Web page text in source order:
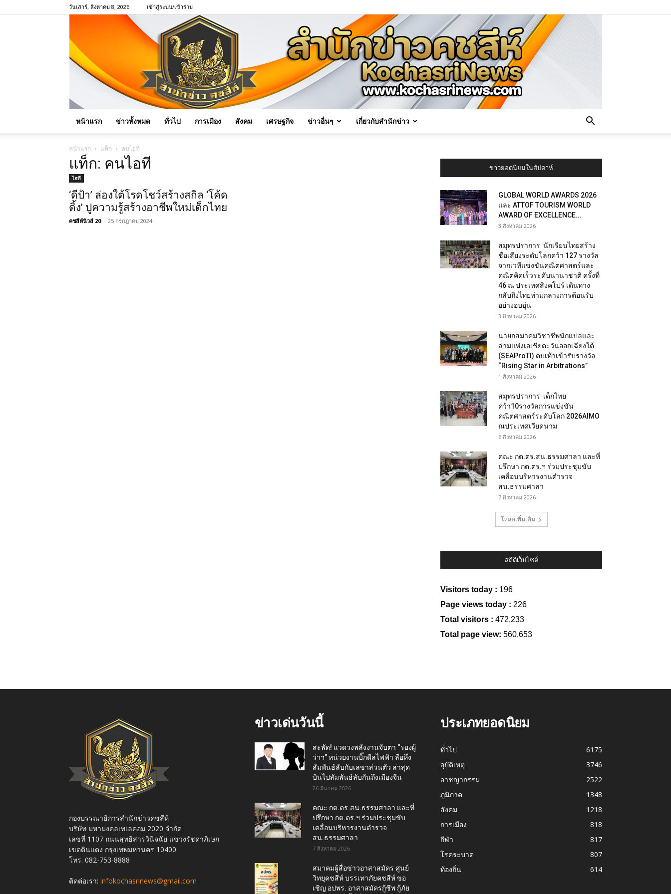
วันเสาร์, สิงหาคม 8, 2026 เข้าสู่ระบบ/เข้าร่วม
หน้าแรก ข่าวทั้งหมด ทั่วไป การเมือง สังคม เศรษฐกิจ ข่าวอื่นๆ เกี่ยวกับสำนักข่าว
หน้าแรก แท็ก คนไอที
แท็ก: คนไอที
ไอที
‘ดีป้า’ ล่องใต้โรดโชว์สร้างสกิล ‘โค้ด
ดิ้ง’ ปูความรู้สร้างอาชีพใหม่เด็กไทย
คชสีห์นิวส์ 20 - 25 กรกฎาคม 2024
ข่าวยอดนิยมในสัปดาห์
GLOBAL WORLD AWARDS 2026
และ ATTOF TOURISM WORLD
AWARD OF EXCELLENCE...
3 สิงหาคม 2026
สมุทรปราการ นักเรียนไทยสร้าง
ชื่อเสียงระดับโลกคว้า 127 รางวัล
จากเวทีแข่งขันคณิตศาสตร์และ
คณิตคิดเร็วระดับนานาชาติ ครั้งที่
46 ณ ประเทศสิงคโปร์ เดินทาง
กลับถึงไทยท่ามกลางการต้อนรับ
อย่างอบอุ่น
3 สิงหาคม 2026
นายกสมาคมวิชาชีพนักแปลและ
ล่ามแห่งเอเชียตะวันออกเฉียงใต้
(SEAProTI) ตบเท้าเข้ารับรางวัล
“Rising Star in Arbitrations”
1 สิงหาคม 2026
สมุทรปราการ เด็กไทย
คว้า10รางวัลการแข่งขัน
คณิตศาสตร์ระดับโลก 2026AIMO
ณประเทศเวียดนาม
6 สิงหาคม 2026
คณะ กต.ตร.สน.ธรรมศาลา และที่
ปรึกษา กต.ตร.ฯ ร่วมประชุมขับ
เคลื่อนบริหารงานตำรวจ
สน.ธรรมศาลา
7 สิงหาคม 2026
โหลดเพิ่มเติม
สถิติเว็บไซต์
Visitors today : 196
Page views today : 226
Total visitors : 472,233
Total page view: 560,653
กองบรรณาธิการสำนักข่าวคชสีห์
บริษัท มหามงคลเทเลคอม 2020 จำกัด
เลขที่ 1107 ถนนสุทธิสารวินิจฉัย แขวงรัชดาภิเษก
เขตดินแดง กรุงเทพมหานคร 10400
โทร. 082-753-8888
ติดต่อเรา: infokochasrinews@gmail.com
ข่าวเด่นวันนี้
สะพัด! แวดวงพลังงานจับตา “รองผู้
ว่าฯ” หน่วยงานบิ๊กดีลไฟฟ้า ลือหึ่ง
สัมพันธ์ลับกับเลขาส่วนตัว ล่าสุด
บินไปสัมพันธ์ลับกันถึงเมืองจีน
26 มีนาคม 2026
คณะ กต.ตร.สน.ธรรมศาลา และที่
ปรึกษา กต.ตร.ฯ ร่วมประชุมขับ
เคลื่อนบริหารงานตำรวจ
สน.ธรรมศาลา
7 สิงหาคม 2026
สมาคมผู้สื่อข่าวอาสาสมัคร ศูนย์
วิทยุคชสีห์ บรรเทาภัยคชสีห์ ขอ
เชิญ อปพร. อาสาสมัครกู้ชีพ กู้ภัย
ประเภทยอดนิยม
ทั่วไป
6175
อุบัติเหตุ
3746
อาชญากรรม
2522
ภูมิภาค
1348
สังคม
1218
การเมือง
818
กีฬา
817
โรคระบาด
807
ท้องถิ่น
614